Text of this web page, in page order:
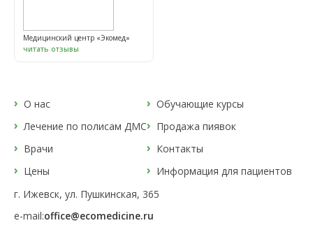
Медицинский центр «Экомед»
читать отзывы
О нас
Лечение по полисам ДМС
Врачи
Цены
Обучающие курсы
Продажа пиявок
Контакты
Информация для пациентов
г. Ижевск, ул. Пушкинская, 365
e-mail:office@ecomedicine.ru